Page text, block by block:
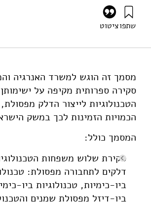
שתפוציטוט
מסמך זה הוגש למשרד האנרגיה
סקירה ספרותית מקיפה על
הטכנולוגיות לייצור הדלק
הכמויות הזמינות לכך במשק
המסמך כולל:
סקירת שלוש משפחות
דלקים לתחבורה מפסולת:
ביו-כימיות, טכנולוגיות ביו-
ביו-דיזל מפסולת שמנים